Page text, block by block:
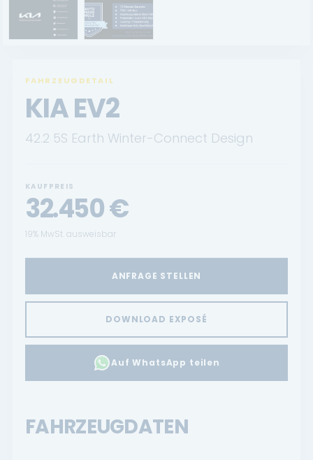
Standort Neustadt
Qualitätsversprechen
Tankstelle
Karriere
KONTAKT
FAHRZEUGDETAIL
KIA EV2
42.2 5S Earth Winter-Connect Design
KAUFPREIS
32.450€
19% MwSt. ausweisbar
ANFRAGE STELLEN
DOWNLOAD EXPOSÉ
Auf WhatsApp teilen
FAHRZEUGDATEN